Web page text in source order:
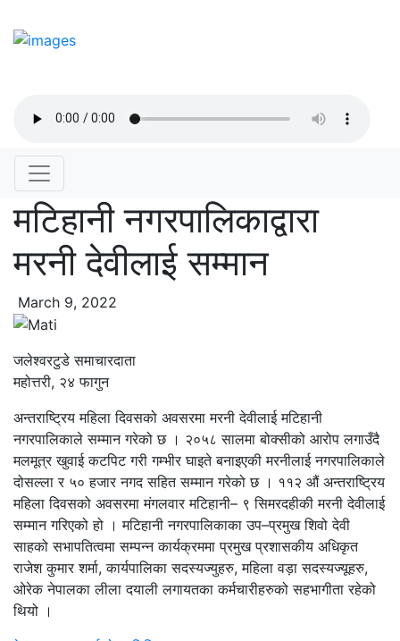
मटिहानी नगरपालिकाद्वारा
मरनी देवीलाई सम्मान
March 9, 2022
जलेश्वरटुडे समाचारदाता
महोत्तरी, २४ फागुन
अन्तराष्ट्रिय महिला दिवसको अवसरमा मरनी देवीलाई मटिहानी
नगरपालिकाले सम्मान गरेको छ । २०५८ सालमा बोक्सीको आरोप लगाउँदै
मलमूत्र खुवाई कटपिट गरी गम्भीर घाइते बनाइएकी मरनीलाई नगरपालिकाले
दोसल्ला र ५० हजार नगद सहित सम्मान गरेको छ । ११२ औं अन्तराष्ट्रिय
महिला दिवसको अवसरमा मंगलवार मटिहानी– ९ सिमरदहीकी मरनी देवीलाई
सम्मान गरिएको हो । मटिहानी नगरपालिकाका उप–प्रमुख शिवो देवी
साहको सभापतित्वमा सम्पन्न कार्यक्रममा प्रमुख प्रशासकीय अधिकृत
राजेश कुमार शर्मा, कार्यपालिका सदस्यज्युहरु, महिला वड़ा सदस्यज्यूहरु,
ओरेक नेपालका लीला दयाली लगायतका कर्मचारीहरुको सहभागीता रहेको
थियो ।